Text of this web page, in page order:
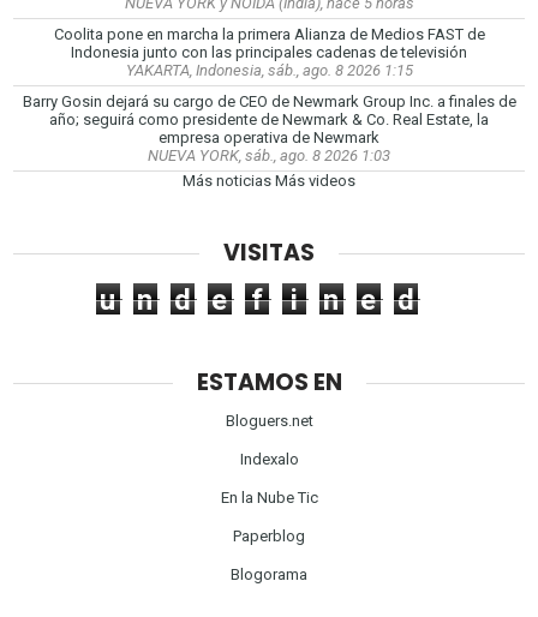
Coolita pone en marcha la primera Alianza de Medios FAST de
Indonesia junto con las principales cadenas de televisión
YAKARTA, Indonesia, sáb., ago. 8 2026 1:15
Barry Gosin dejará su cargo de CEO de Newmark Group Inc. a finales de
año; seguirá como presidente de Newmark & Co. Real Estate, la
empresa operativa de Newmark
NUEVA YORK, sáb., ago. 8 2026 1:03
Más noticias Más videos
VISITAS
u n d e f i n e d
ESTAMOS EN
Bloguers.net
Indexalo
En la Nube Tic
Paperblog
Blogorama